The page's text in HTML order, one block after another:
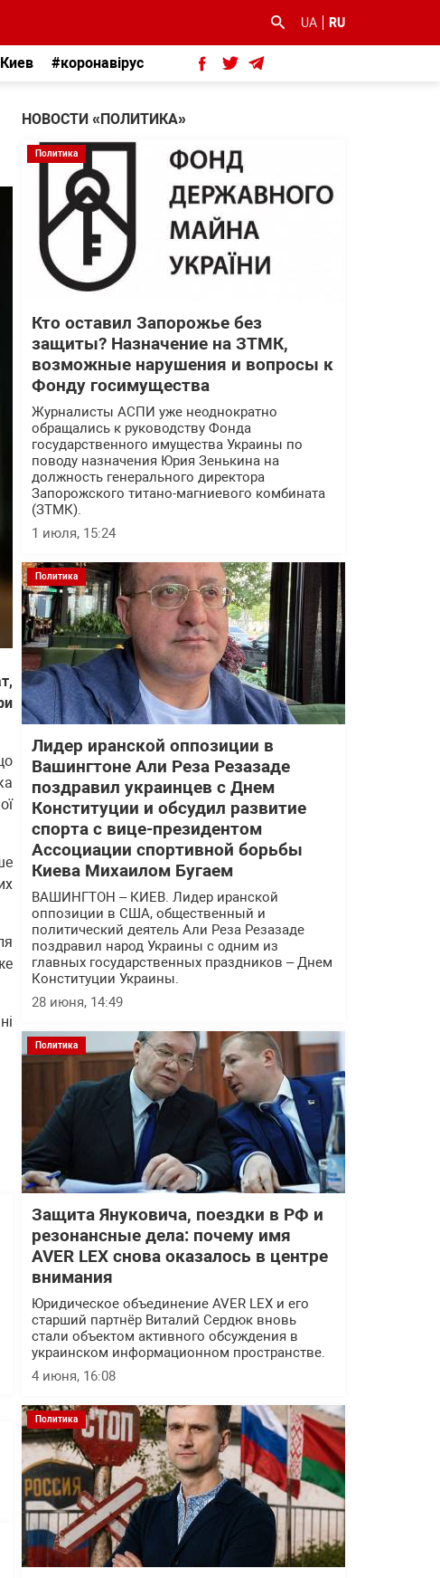
UA RU
#коронавірус
НОВОСТИ «ПОЛИТИКА»
Политика
Кто оставил Запорожье без
защиты? Назначение на ЗТМК,
возможные нарушения и вопросы к
Фонду госимущества
Журналисты АСПИ уже неоднократно
обращались к руководству Фонда
государственного имущества Украины по
поводу назначения Юрия Зенькина на
должность генерального директора
Запорожского титано-магниевого комбината
(ЗТМК).
1 июля, 15:24
Политика
Лидер иранской оппозиции в
Вашингтоне Али Реза Резазаде
поздравил украинцев с Днем
Конституции и обсудил развитие
спорта с вице-президентом
Ассоциации спортивной борьбы
Киева Михаилом Бугаем
ВАШИНГТОН – КИЕВ. Лидер иранской
оппозиции в США, общественный и
политический деятель Али Реза Резазаде
поздравил народ Украины с одним из
главных государственных праздников – Днем
Конституции Украины.
28 июня, 14:49
Политика
Защита Януковича, поездки в РФ и
резонансные дела: почему имя
AVER LEX снова оказалось в центре
внимания
Юридическое объединение AVER LEX и его
старший партнёр Виталий Сердюк вновь
стали объектом активного обсуждения в
украинском информационном пространстве.
4 июня, 16:08
Политика